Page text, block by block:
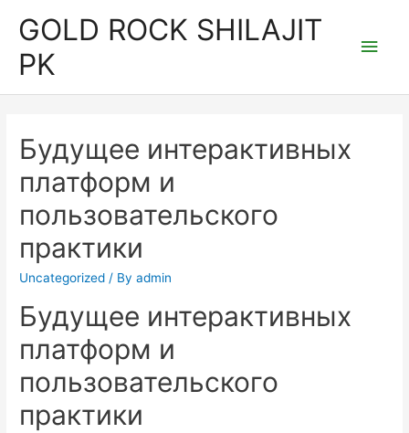
content
GOLD ROCK SHILAJIT
PK
Main
Будущее интерактивных
платформ и
пользовательского
практики
Uncategorized / Byadmin
Будущее интерактивных
платформ и
пользовательского
практики